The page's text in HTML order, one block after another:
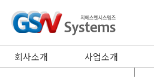
회사소개 사업소개